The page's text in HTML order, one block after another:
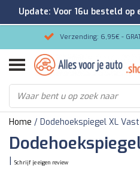
Verzending: 6,95€ -
Gemakkelijk
9.2/10
Home / Dodehoekspiegel XL
Schrijf je eigen review
Update: Voor 16u besteld op